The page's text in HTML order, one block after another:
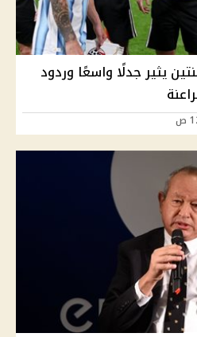
يثير جدلًا واسعًا وردود